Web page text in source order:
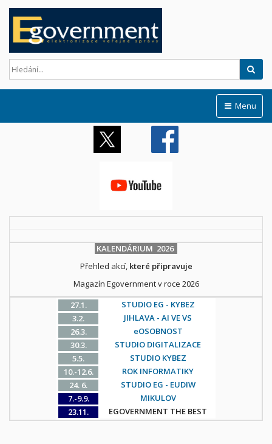
Menu
KALENDÁRIUM 2026
Přehled akcí, které připravuje
Magazín Egovernment v roce 2026
27.1.
STUDIO EG - KYBEZ
3.2.
JIHLAVA - AI VE VS
26.3.
eOSOBNOST
30.3.
STUDIO DIGITALIZACE
5.5.
STUDIO KYBEZ
10.-12.6.
ROK INFORMATIKY
24. 6.
STUDIO EG - EUDIW
7.-9.9.
MIKULOV
23.11.
EGOVERNMENT THE BEST